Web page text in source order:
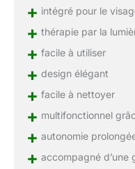
+ intégré pour le
+ thérapie par la
+ facile à utiliser
+ design élégant
+ facile à nettoyer
+ multifonctionnel
+ autonomie
+ accompagné d’une